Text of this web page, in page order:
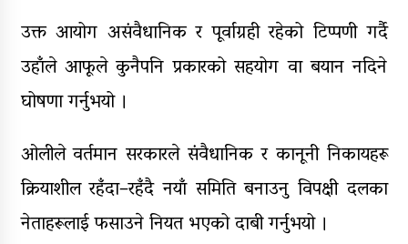
उक्त आयोग असंवैधानिक र पूर्वाग्रही रहेको टिप्पणी गर्दै
उहाँले आफूले कुनैपनि प्रकारको सहयोग वा बयान नदिने
घोषणा गर्नुभयो ।
ओलीले वर्तमान सरकारले संवैधानिक र कानूनी निकायहरू
क्रियाशील रहँदा–रहँदै नयाँ समिति बनाउनु विपक्षी दलका
नेताहरूलाई फसाउने नियत भएको दाबी गर्नुभयो ।